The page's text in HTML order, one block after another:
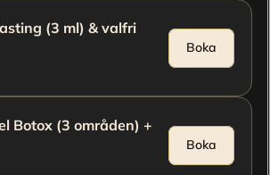
(3 ml) & valfri
Boka
Botox (3 områden) +
Boka